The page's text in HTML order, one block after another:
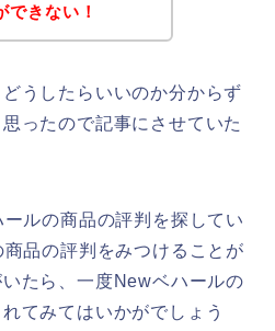
きない！
うしたらいいのか分からず
ったので記事にさせていた
ルの商品の評判を探してい
品の評判をみつけることが
たら、一度Newベハールの
てみてはいかがでしょう